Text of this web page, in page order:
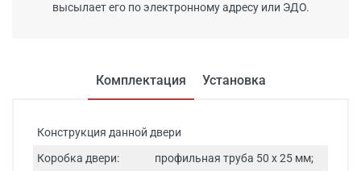
высылает его по электронному адресу или ЭДО.
Комплектация Установка
Конструкция данной двери
Коробка двери:
профильная труба 50 х 25 мм;